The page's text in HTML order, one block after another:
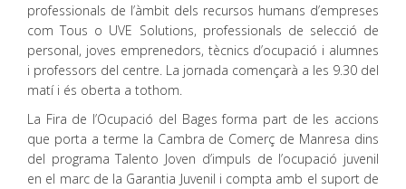
professionals de l’àmbit dels recursos humans d’empreses
com Tous o UVE Solutions, professionals de selecció de
personal, joves emprenedors, tècnics d’ocupació i alumnes
i professors del centre. La jornada començarà a les 9.30 del
matí i és oberta a tothom.
La Fira de l’Ocupació del Bages forma part de les accions
que porta a terme la Cambra de Comerç de Manresa dins
del programa Talento Joven d’impuls de l’ocupació juvenil
en el marc de la Garantia Juvenil i compta amb el suport de